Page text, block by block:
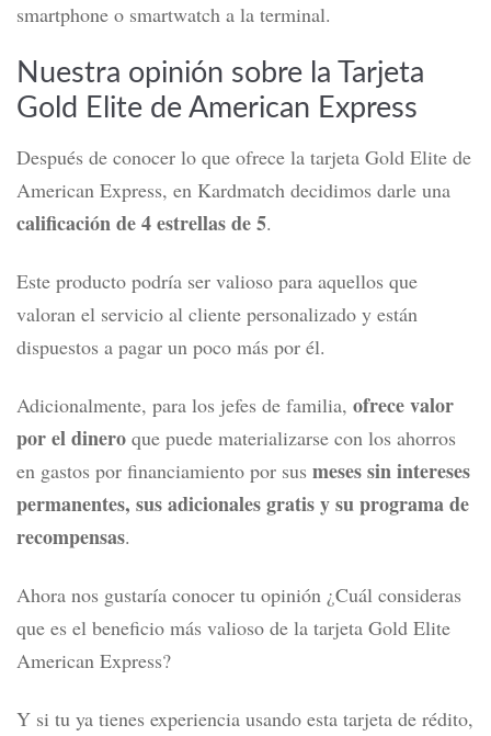
smartphone o smartwatch a la terminal.
Nuestra opinión sobre la Tarjeta
Gold Elite de American Express
Después de conocer lo que ofrece la tarjeta Gold Elite de
American Express, en Kardmatch decidimos darle una
calificación de 4 estrellas de 5.
Este producto podría ser valioso para aquellos que
valoran el servicio al cliente personalizado y están
dispuestos a pagar un poco más por él.
Adicionalmente, para los jefes de familia, ofrece valor
por el dinero que puede materializarse con los ahorros
en gastos por financiamiento por sus meses sin intereses
permanentes, sus adicionales gratis y su programa de
recompensas.
Ahora nos gustaría conocer tu opinión ¿Cuál consideras
que es el beneficio más valioso de la tarjeta Gold Elite
American Express?
Y si tu ya tienes experiencia usando esta tarjeta de rédito,